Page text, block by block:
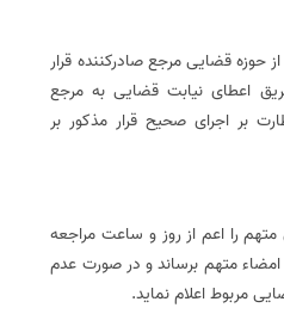
حوزه قضایی مرجع صادرکننده قرار
اعطای نیابت قضایی به مرجع
بر اجرای صحیح قرار مذکور بر
متهم را اعم از روز و ساعت مراجعه
متهم برساند و در صورت عدم
مربوط اعلام نماید.